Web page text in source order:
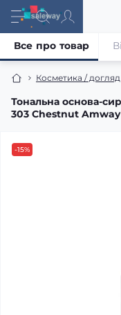
Косметика / догляд
Тональна основа-
303 Chestnut
Все про товар
-15%